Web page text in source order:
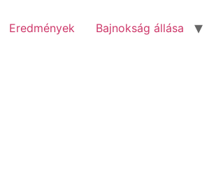
Eredmények Bajnokság állása